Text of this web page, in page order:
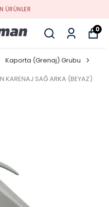
ÜRÜNLER
0
Kaporta (Grenaj) Grubu
KARENAJ SAĞ ARKA (BEYAZ)